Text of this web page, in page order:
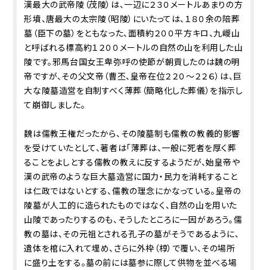
漢最大の武帝陵（茂陵）は、一辺に２３０メートルあまりの方
形墳、唐最大の太宗陵（昭陵）にいたっては、１８０余の陪葬
墓（臣下の墓）をともなった、面積約２００平方キロ、九嵕山
と呼ばれる標高約１２００メートルの自然の山を利用した山
陵です。邪馬台国女王卑弥呼の使節が朝貢したのは魏の明
帝ですが、その父文帝（曹丕、皇帝在位２２０～２２６）は、巨
大な陵墓造営を自制すべく薄葬（簡略化した葬儀）を指示し
て崩御しました。
魏は儒教王権だったから、その陵墓制も儒教の教義的影響
を受けていたとして、著者は「薄葬は、一般に死者を厚く葬
ることをよしとする儒教の教えに反するようだが、始皇帝や
漢の武帝のような巨大墓造営に国力・民力を消耗すること
は仁政ではないとする、儒教の理念にかなっている。皇帝の
陵墓が人工的に造られたものではなく、自然の山を用いた
山陵であったりするのも、そうしたところに一因があろう。儒
教の墓は、その元祖とされる孔子の墓がそうであるように、
遺体を棺に入れて埋め、さらに外枠（椁）で覆い、その場所
に盛り土をする。墓の前には墓参に際して供物を並べる場